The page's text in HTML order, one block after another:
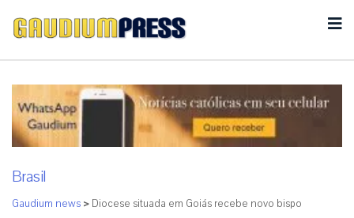
Brasil
Gaudium news > Diocese situada em Goiás recebe novo bispo